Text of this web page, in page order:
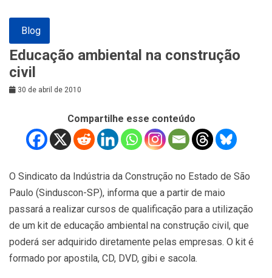
Blog
Educação ambiental na construção
civil
30 de abril de 2010
Compartilhe esse conteúdo
O Sindicato da Indústria da Construção no Estado de São
Paulo (Sinduscon-SP), informa que a partir de maio
passará a realizar cursos de qualificação para a utilização
de um kit de educação ambiental na construção civil, que
poderá ser adquirido diretamente pelas empresas. O kit é
formado por apostila, CD, DVD, gibi e sacola.